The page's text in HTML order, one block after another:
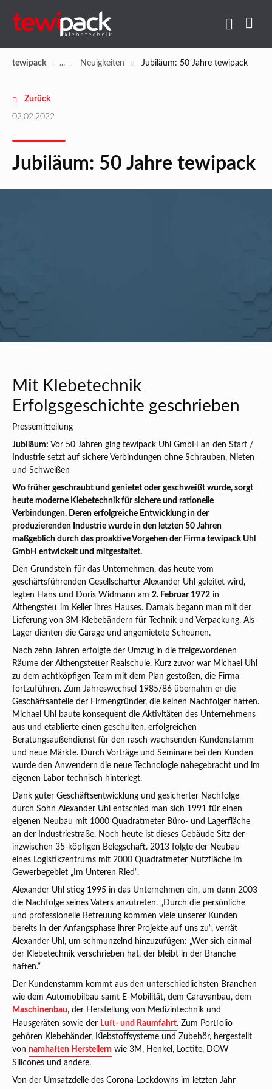
tewipack Neuigkeiten Jubiläum: 50 Jahre tewipack
Zurück
02.02.2022
Jubiläum: 50 Jahre tewipack
Mit Klebetechnik
Erfolgsgeschichte geschrieben
Pressemitteilung
Jubiläum: Vor 50 Jahren ging tewipack Uhl GmbH an den Start /
Industrie setzt auf sichere Verbindungen ohne Schrauben, Nieten
und Schweißen
Wo früher geschraubt und genietet oder geschweißt wurde, sorgt
heute moderne Klebetechnik für sichere und rationelle
Verbindungen. Deren erfolgreiche Entwicklung in der
produzierenden Industrie wurde in den letzten 50 Jahren
maßgeblich durch das proaktive Vorgehen der Firma tewipack Uhl
GmbH entwickelt und mitgestaltet.
Den Grundstein für das Unternehmen, das heute vom
geschäftsführenden Gesellschafter Alexander Uhl geleitet wird,
legten Hans und Doris Widmann am 2. Februar 1972 in
Althengstett im Keller ihres Hauses. Damals begann man mit der
Lieferung von 3M-Klebebändern für Technik und Verpackung. Als
Lager dienten die Garage und angemietete Scheunen.
Nach zehn Jahren erfolgte der Umzug in die freigewordenen
Räume der Althengstetter Realschule. Kurz zuvor war Michael Uhl
zu dem achtköpfigen Team mit dem Plan gestoßen, die Firma
fortzuführen. Zum Jahreswechsel 1985/86 übernahm er die
Geschäftsanteile der Firmengründer, die keinen Nachfolger hatten.
Michael Uhl baute konsequent die Aktivitäten des Unternehmens
aus und etablierte einen geschulten, erfolgreichen
Beratungsaußendienst für den rasch wachsenden Kundenstamm
und neue Märkte. Durch Vorträge und Seminare bei den Kunden
wurde den Anwendern die neue Technologie nahegebracht und im
eigenen Labor technisch hinterlegt.
Dank guter Geschäftsentwicklung und gesicherter Nachfolge
durch Sohn Alexander Uhl entschied man sich 1991 für einen
eigenen Neubau mit 1000 Quadratmeter Büro- und Lagerfläche
an der Industriestraße. Noch heute ist dieses Gebäude Sitz der
inzwischen 35-köpfigen Belegschaft. 2013 folgte der Neubau
eines Logistikzentrums mit 2000 Quadratmeter Nutzfläche im
Gewerbegebiet „Im Unteren Ried“.
Alexander Uhl stieg 1995 in das Unternehmen ein, um dann 2003
die Nachfolge seines Vaters anzutreten. „Durch die persönliche
und professionelle Betreuung kommen viele unserer Kunden
bereits in der Anfangsphase ihrer Projekte auf uns zu“, verrät
Alexander Uhl, um schmunzelnd hinzuzufügen: „Wer sich einmal
der Klebetechnik verschrieben hat, der bleibt in der Branche
haften.“
Der Kundenstamm kommt aus den unterschiedlichsten Branchen
wie dem Automobilbau samt E-Mobilität, dem Caravanbau, dem
Maschinenbau, der Herstellung von Medizintechnik und
Hausgeräten sowie der Luft- und Raumfahrt. Zum Portfolio
gehören Klebebänder, Klebstoffsysteme und Zubehör, hergestellt
von namhaften Herstellern wie 3M, Henkel, Loctite, DOW
Silicones und andere.
Von der Umsatzdelle des Corona-Lockdowns im letzten Jahr